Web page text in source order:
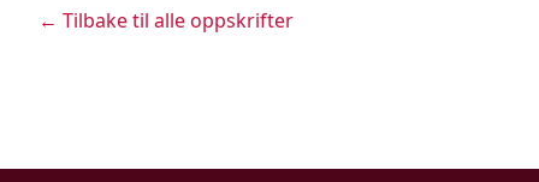
← Tilbake til alle oppskrifter